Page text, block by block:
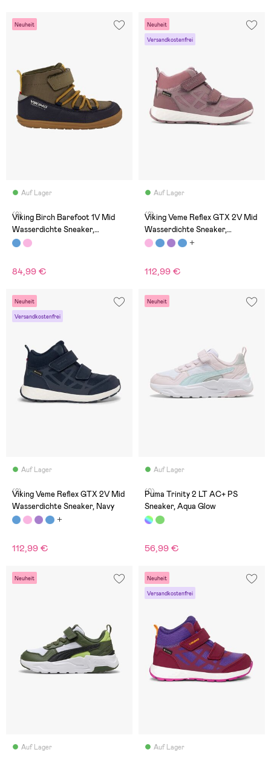
Neuheit
Auf Lager
(0)
Viking Birch Barefoot 1V Mid
Wasserdichte Sneaker,
Navy/Olive
84,99 €
Neuheit
Versandkostenfrei
Auf Lager
(2)
Viking Veme Reflex GTX 2V Mid
Wasserdichte Sneaker,
Antiquerose
112,99 €
Neuheit
Versandkostenfrei
Auf Lager
(2)
Viking Veme Reflex GTX 2V Mid
Wasserdichte Sneaker, Navy
112,99 €
Neuheit
Auf Lager
(0)
Puma Trinity 2 LT AC+ PS
Sneaker, Aqua Glow
56,99 €
Neuheit
Auf Lager
Neuheit
Versandkostenfrei
Auf Lager